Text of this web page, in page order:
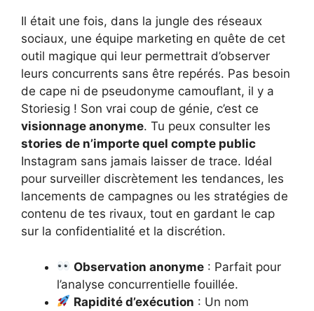
Il était une fois, dans la jungle des réseaux
sociaux, une équipe marketing en quête de cet
outil magique qui leur permettrait d’observer
leurs concurrents sans être repérés. Pas besoin
de cape ni de pseudonyme camouflant, il y a
Storiesig ! Son vrai coup de génie, c’est ce
visionnage anonyme. Tu peux consulter les
stories de n’importe quel compte public
Instagram sans jamais laisser de trace. Idéal
pour surveiller discrètement les tendances, les
lancements de campagnes ou les stratégies de
contenu de tes rivaux, tout en gardant le cap
sur la confidentialité et la discrétion.
Observation anonyme : Parfait pour
l’analyse concurrentielle fouillée.
Rapidité d’exécution : Un nom